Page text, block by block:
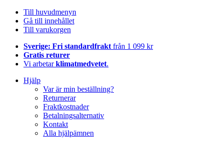
Till huvudmenyn
Gå till innehållet
Till varukorgen
Sverige: Fri standardfrakt från 1 099 kr
Gratis returer
Vi arbetarklimatmedvetet.
Hjälp
Var är min beställning?
Returnerar
Fraktkostnader
Betalningsalternativ
Kontakt
Alla hjälpämnen